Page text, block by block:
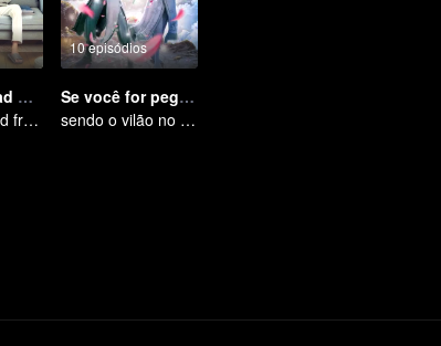
Put Your Head On My Shoulder (Eng Dub)
It was adapted from the same series of novels as "A Love so Beautiful"
10 episódios
Se você for pego no livro
sendo o vilão no mundo do livro